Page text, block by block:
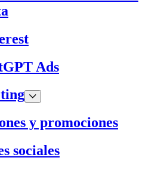
Ads
y promociones
sociales